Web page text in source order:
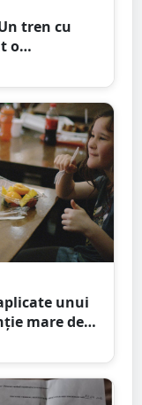
tren cu
o
unui
mare de